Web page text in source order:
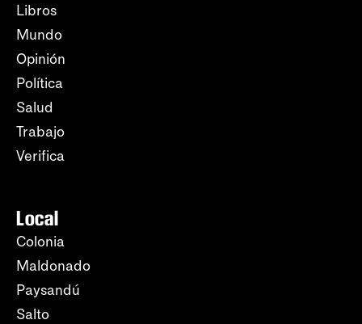
Libros
Mundo
Opinión
Política
Salud
Trabajo
Verifica
Local
Colonia
Maldonado
Paysandú
Salto